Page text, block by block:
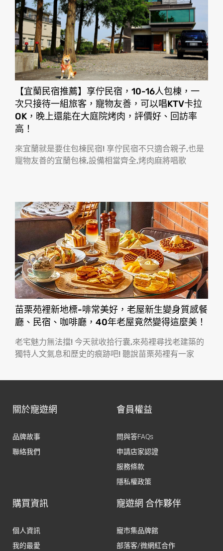
【宜蘭民宿推薦】享佇民宿，10-16人包棟，一
次只接待一組旅客，寵物友善，可以唱KTV卡拉
OK，晚上還能在大庭院烤肉，評價好、回訪率
高！
來宜蘭就是要住包棟民宿! 享佇民宿不只適合親子,也是
寵物友善的宜蘭包棟,設備相當齊全,烤肉麻將唱歌
苗栗苑裡新地標-啡常美好，老屋新生變身質感餐
廳、民宿、咖啡廳，40年老屋竟然變得這麼美！
老宅魅力無法擋! 今天就收拾行囊,來苑裡尋找老建築的
獨特人文氣息和歷史的痕跡吧! 聽說苗栗苑裡有一家
關於寵遊網
品牌故事
聯絡我們
會員權益
問與答FAQs
申請店家認證
服務條款
隱私權政策
購買資訊
個人資訊
我的最愛
寵遊網 合作夥伴
寵市集品牌館
部落客/微網紅合作